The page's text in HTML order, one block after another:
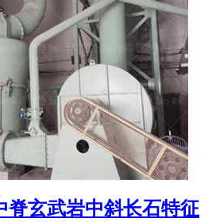
脊玄武岩中斜长石特征